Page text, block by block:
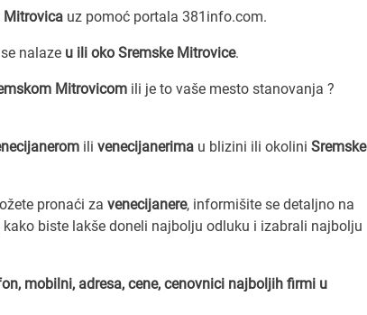
Mitrovica uz pomoć portala 381info.com.
nalaze u ili oko Sremske Mitrovice.
Mitrovicom ili je to vaše mesto stanovanja ?
ili venecijanerima u blizini ili okolini Sremske
pronaći za venecijanere, informišite se detaljno na
kako biste lakše doneli najbolju odluku i izabrali najbolju
mobilni, adresa, cene, cenovnici najboljih firmi u